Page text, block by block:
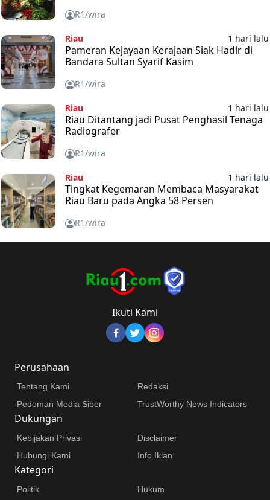
R1/wira
Riau 1 hari lalu
Pameran Kejayaan Kerajaan Siak Hadir di
Bandara Sultan Syarif Kasim
R1/wira
Riau 1 hari lalu
Riau Ditantang jadi Pusat Penghasil Tenaga
Radiografer
R1/wira
Riau 1 hari lalu
Tingkat Kegemaran Membaca Masyarakat
Riau Baru pada Angka 58 Persen
R1/wira
Ikuti Kami
Perusahaan
Tentang Kami
Redaksi
Pedoman Media Siber
TrustWorthy News Indicators
Dukungan
Kebijakan Privasi
Disclaimer
Hubungi Kami
Info Iklan
Kategori
Politik Hukum